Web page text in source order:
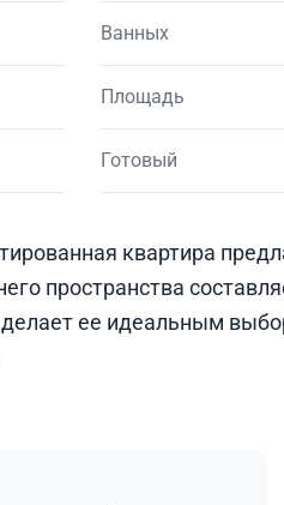
Ванных
Площадь
Готовый
квартира
пространства
ее идеальным